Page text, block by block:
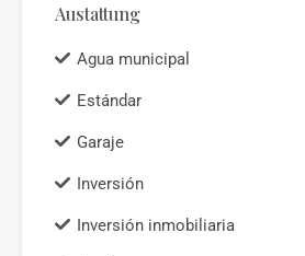
Austattung
Agua municipal
Estándar
Garaje
Inversión
Inversión inmobiliaria